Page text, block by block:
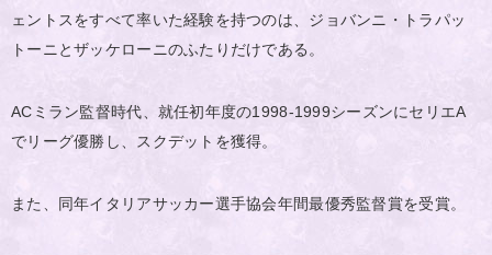
ェントスをすべて率いた経験を持つのは、ジョバンニ・トラパッ
トーニとザッケローニのふたりだけである。
ACミラン監督時代、就任初年度の1998-1999シーズンにセリエA
でリーグ優勝し、スクデットを獲得。
また、同年イタリアサッカー選手協会年間最優秀監督賞を受賞。